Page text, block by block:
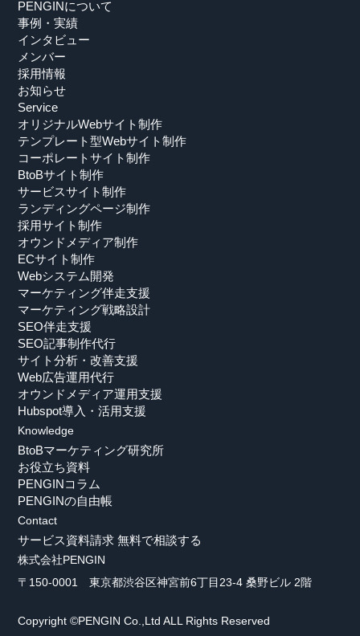
PENGINについて
事例・実績
インタビュー
メンバー
採用情報
お知らせ
Service
オリジナルWebサイト制作
テンプレート型Webサイト制作
コーポレートサイト制作
BtoBサイト制作
サービスサイト制作
ランディングページ制作
採用サイト制作
オウンドメディア制作
ECサイト制作
Webシステム開発
マーケティング伴走支援
マーケティング戦略設計
SEO伴走支援
SEO記事制作代行
サイト分析・改善支援
Web広告運用代行
オウンドメディア運用支援
Hubspot導入・活用支援
Knowledge
BtoBマーケティング研究所
お役立ち資料
PENGINコラム
PENGINの自由帳
Contact
サービス資料請求 無料で相談する
株式会社PENGIN
〒150-0001 東京都渋谷区神宮前6丁目23-4 桑野ビル 2階
Copyright ©PENGIN Co.,Ltd ALL Rights Reserved